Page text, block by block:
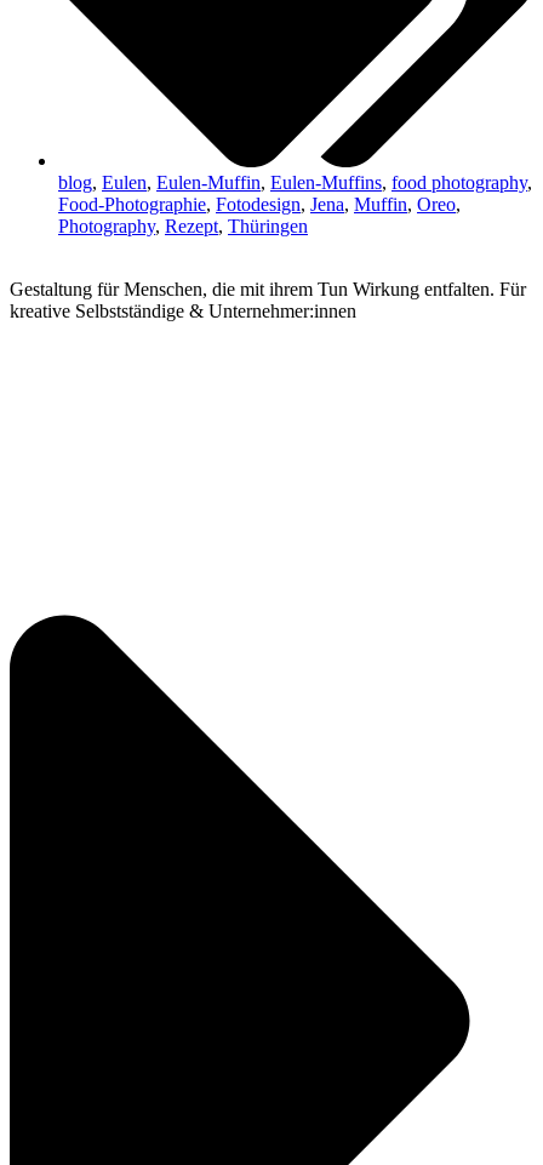
blog, Eulen, Eulen-Muffin, Eulen-Muffins, food photography,
Food-Photographie, Fotodesign, Jena, Muffin, Oreo,
Photography, Rezept, Thüringen
Gestaltung für Menschen, die mit ihrem Tun Wirkung entfalten. Für
kreative Selbstständige & Unternehmer:innen